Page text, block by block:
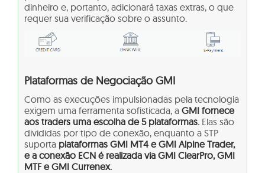
dinheiro e, portanto, adicionará taxas extras, o que
requer sua verificação sobre o assunto.
Plataformas de Negociação GMI
Como as execuções impulsionadas pela tecnologia
exigem uma ferramenta sofisticada, a GMI fornece
aos traders uma escolha de 5 plataformas. Elas são
divididas por tipo de conexão, enquanto a STP
suporta plataformas GMI MT4 e GMI Alpine Trader,
e a conexão ECN é realizada via GMI ClearPro, GMI
MTF e GMI Currenex.